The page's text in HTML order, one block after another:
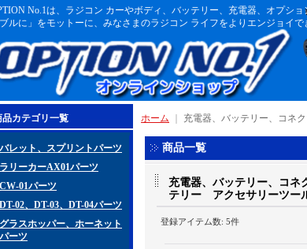
No.1は、ラジコン カーやボディ、バッテリー、充電器、オプシ
ルに」をモットーに、みなさまのラジコン ライフをよりエンジョイで
品カテゴリ一覧
バレット、スプリントパーツ
ラリーカーAX01パーツ
CW-01パーツ
DT-02、DT-03、DT-04パーツ
グラスホッパー、ホーネット
パーツ
ホーム 充電器、バッテリー、コネ
商品一覧
充電器、バッテリー、コネ
テリー アクセサリーツー
登録アイテム数: 5件